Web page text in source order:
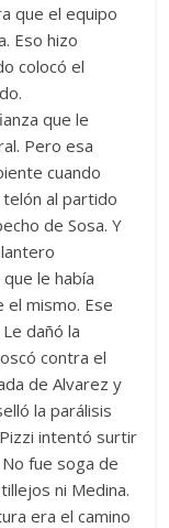
que el equipo
Eso hizo
colocó el
que le
Pero esa
cuando
al partido
de Sosa. Y
le había
el mismo. Ese
dañó la
contra el
de Alvarez y
la parálisis
intentó surtir
fue soga de
ni Medina.
era el camino